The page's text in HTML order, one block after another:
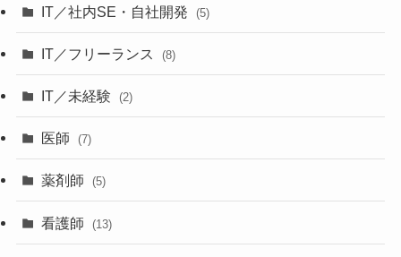
IT／社内SE・自社開発 (5)
IT／フリーランス (8)
IT／未経験 (2)
医師 (7)
薬剤師 (5)
看護師 (13)